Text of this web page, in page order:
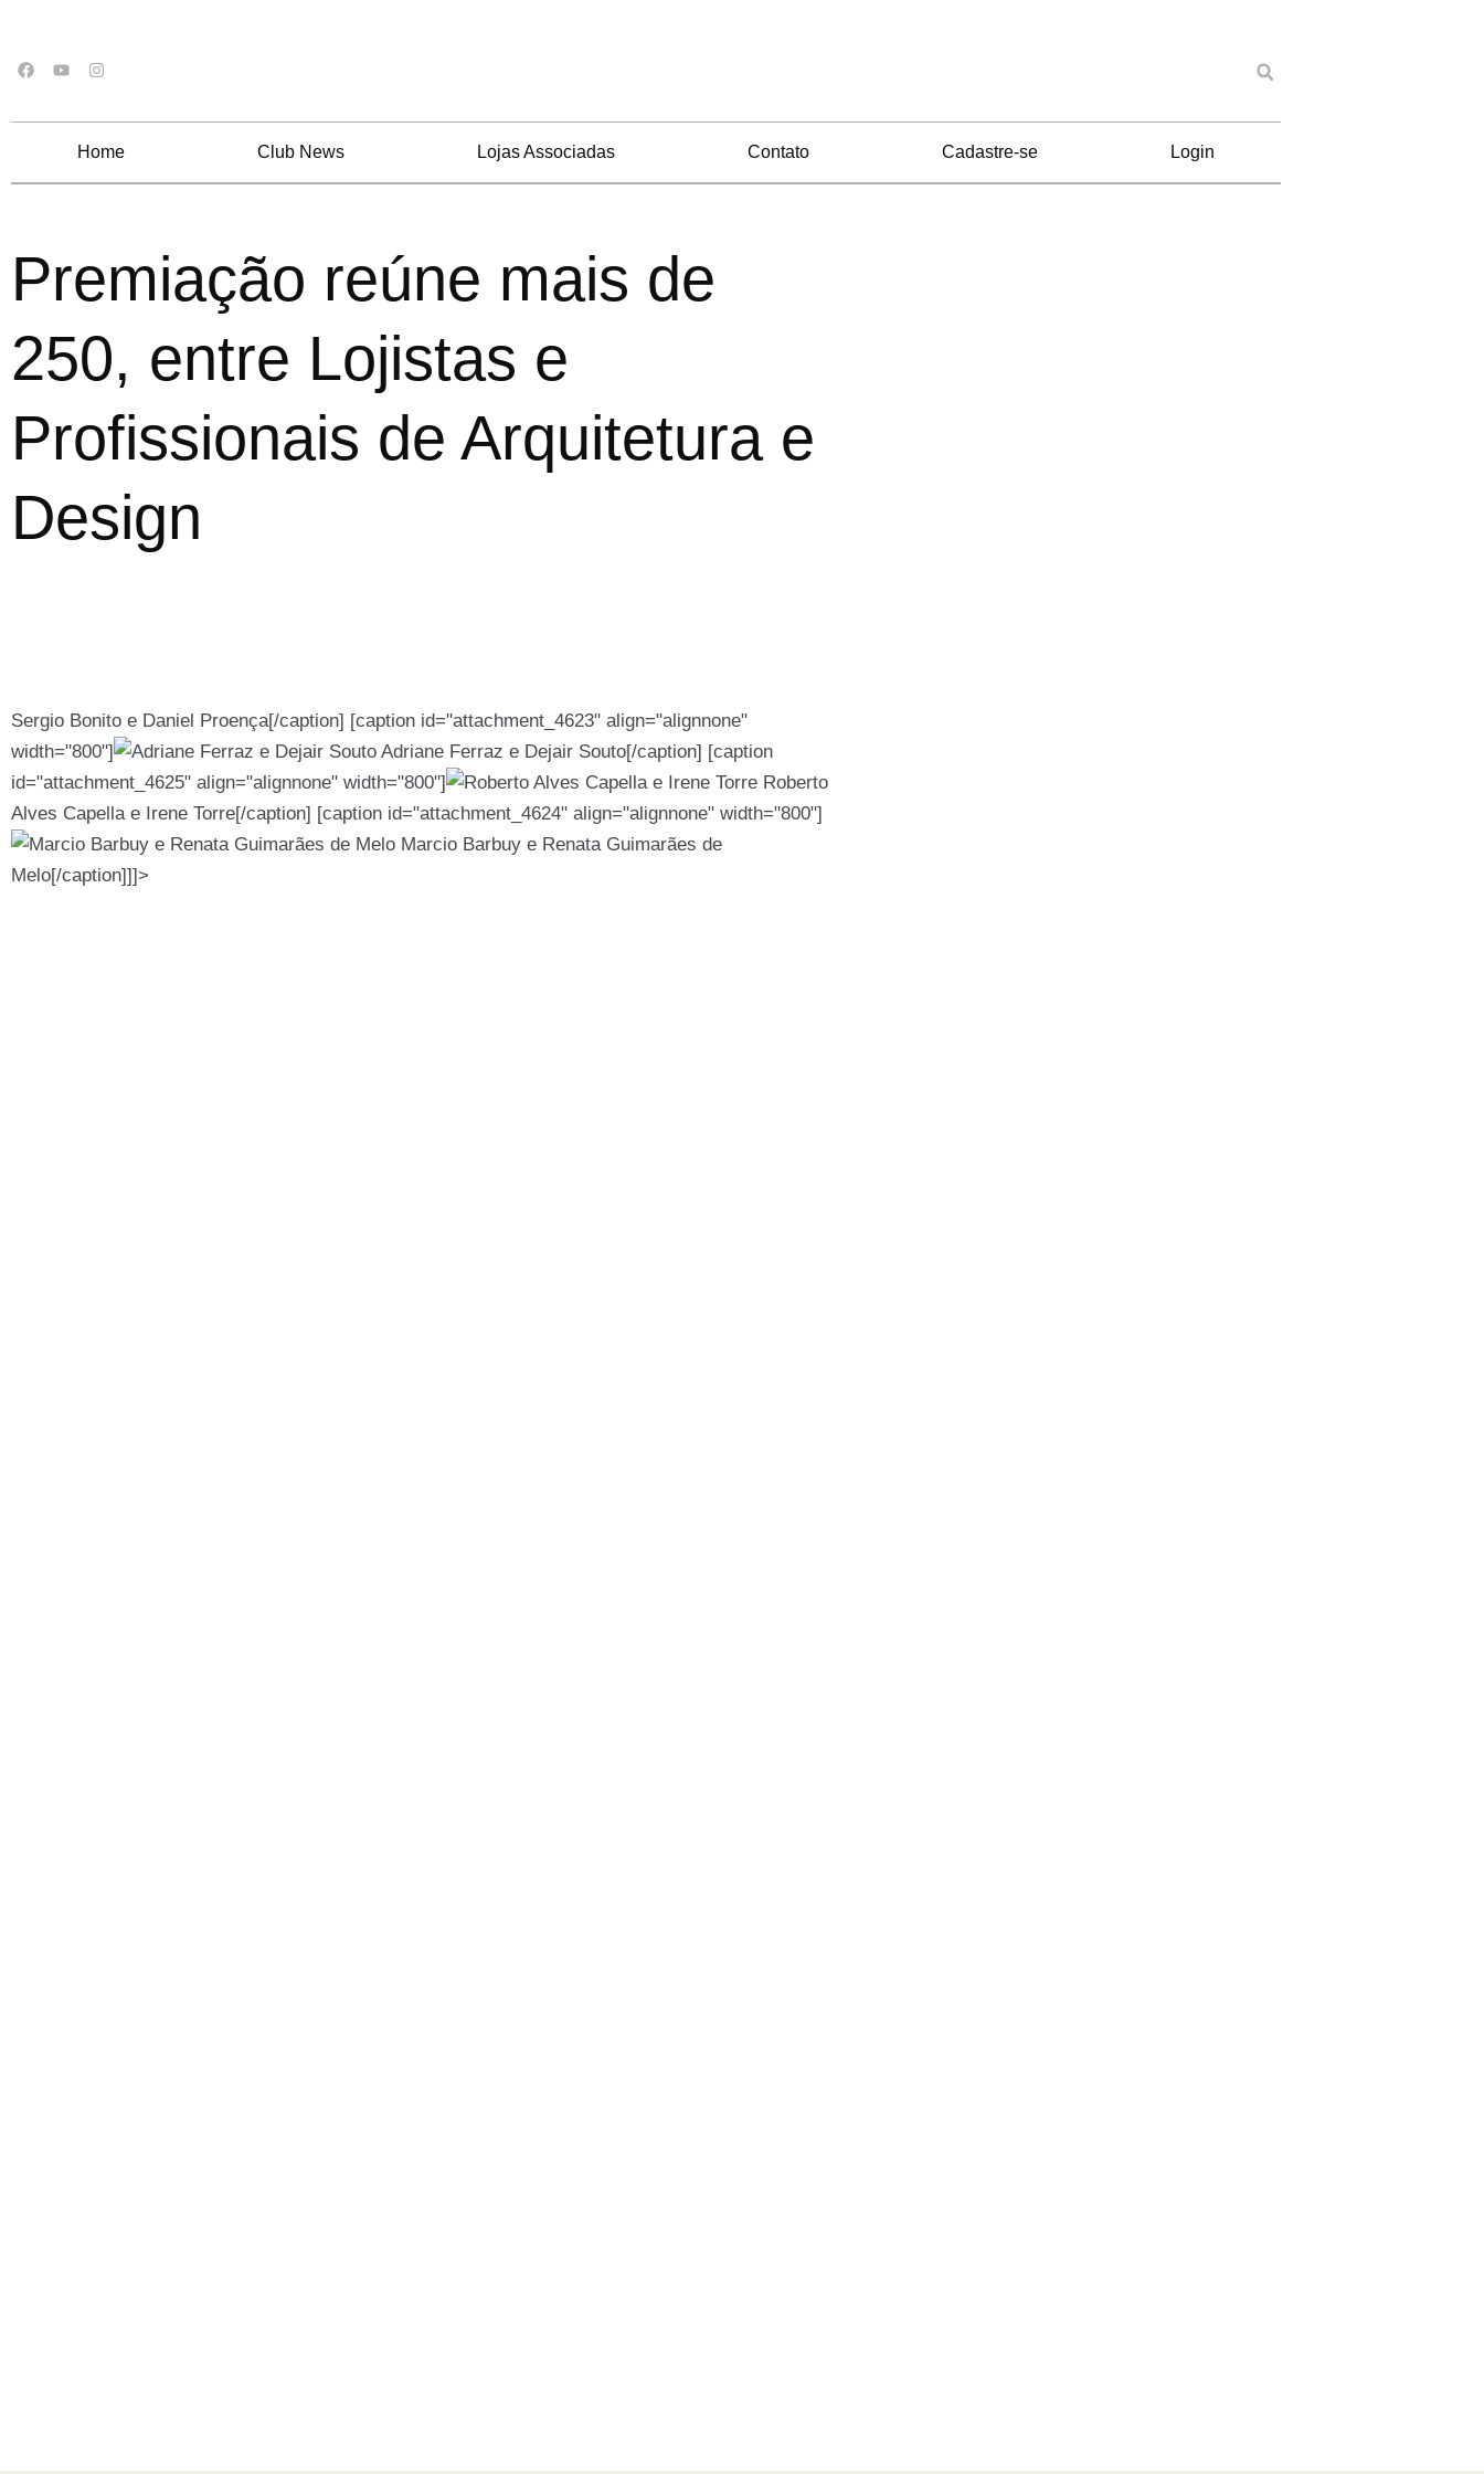
Home Club News Lojas Associadas Contato Cadastre-se Login
Premiação reúne mais de
250, entre Lojistas e
Profissionais de Arquitetura e
Design
Sergio Bonito e Daniel Proença[/caption] [caption id="attachment_4623" align="alignnone"
width="800"]
Adriane Ferraz e Dejair Souto[/caption] [caption
id="attachment_4625" align="alignnone" width="800"]
Roberto
Alves Capella e Irene Torre[/caption] [caption id="attachment_4624" align="alignnone" width="800"]
Marcio Barbuy e Renata Guimarães de
Melo[/caption]]]>